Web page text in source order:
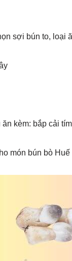
sợi bún to, loại
kèm: bắp cải
món bún bò Huế